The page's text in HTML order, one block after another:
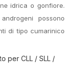
idrica o gonfiore.
possono
di tipo cumarinico
per CLL / SLL /